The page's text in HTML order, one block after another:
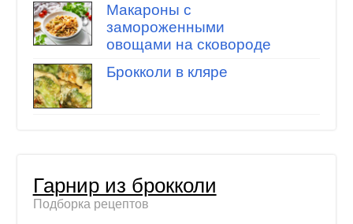
Макароны с
замороженными
овощами на сковороде
Брокколи в кляре
Гарнир из брокколи
Подборка рецептов